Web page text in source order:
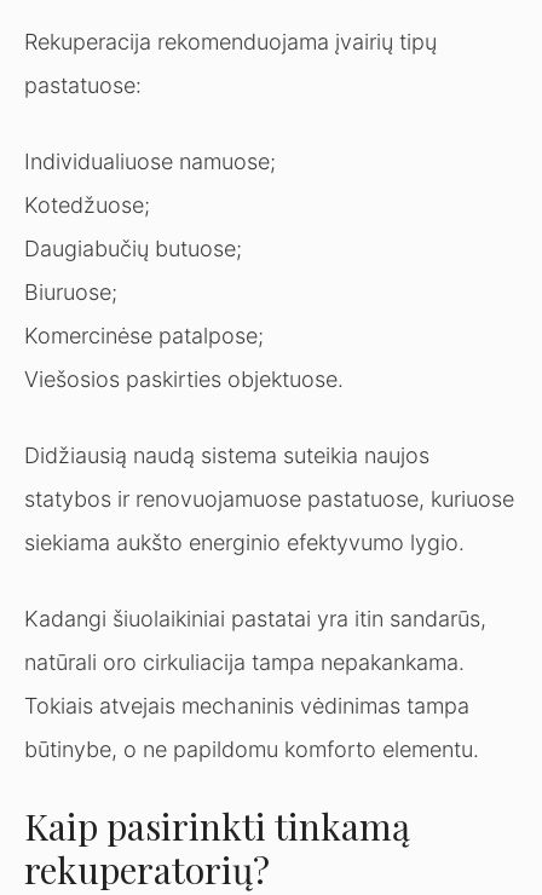
Rekuperacija rekomenduojama įvairių tipų
pastatuose:
Individualiuose namuose;
Kotedžuose;
Daugiabučių butuose;
Biuruose;
Komercinėse patalpose;
Viešosios paskirties objektuose.
Didžiausią naudą sistema suteikia naujos
statybos ir renovuojamuose pastatuose, kuriuose
siekiama aukšto energinio efektyvumo lygio.
Kadangi šiuolaikiniai pastatai yra itin sandarūs,
natūrali oro cirkuliacija tampa nepakankama.
Tokiais atvejais mechaninis vėdinimas tampa
būtinybe, o ne papildomu komforto elementu.
Kaip pasirinkti tinkamą
rekuperatorių?